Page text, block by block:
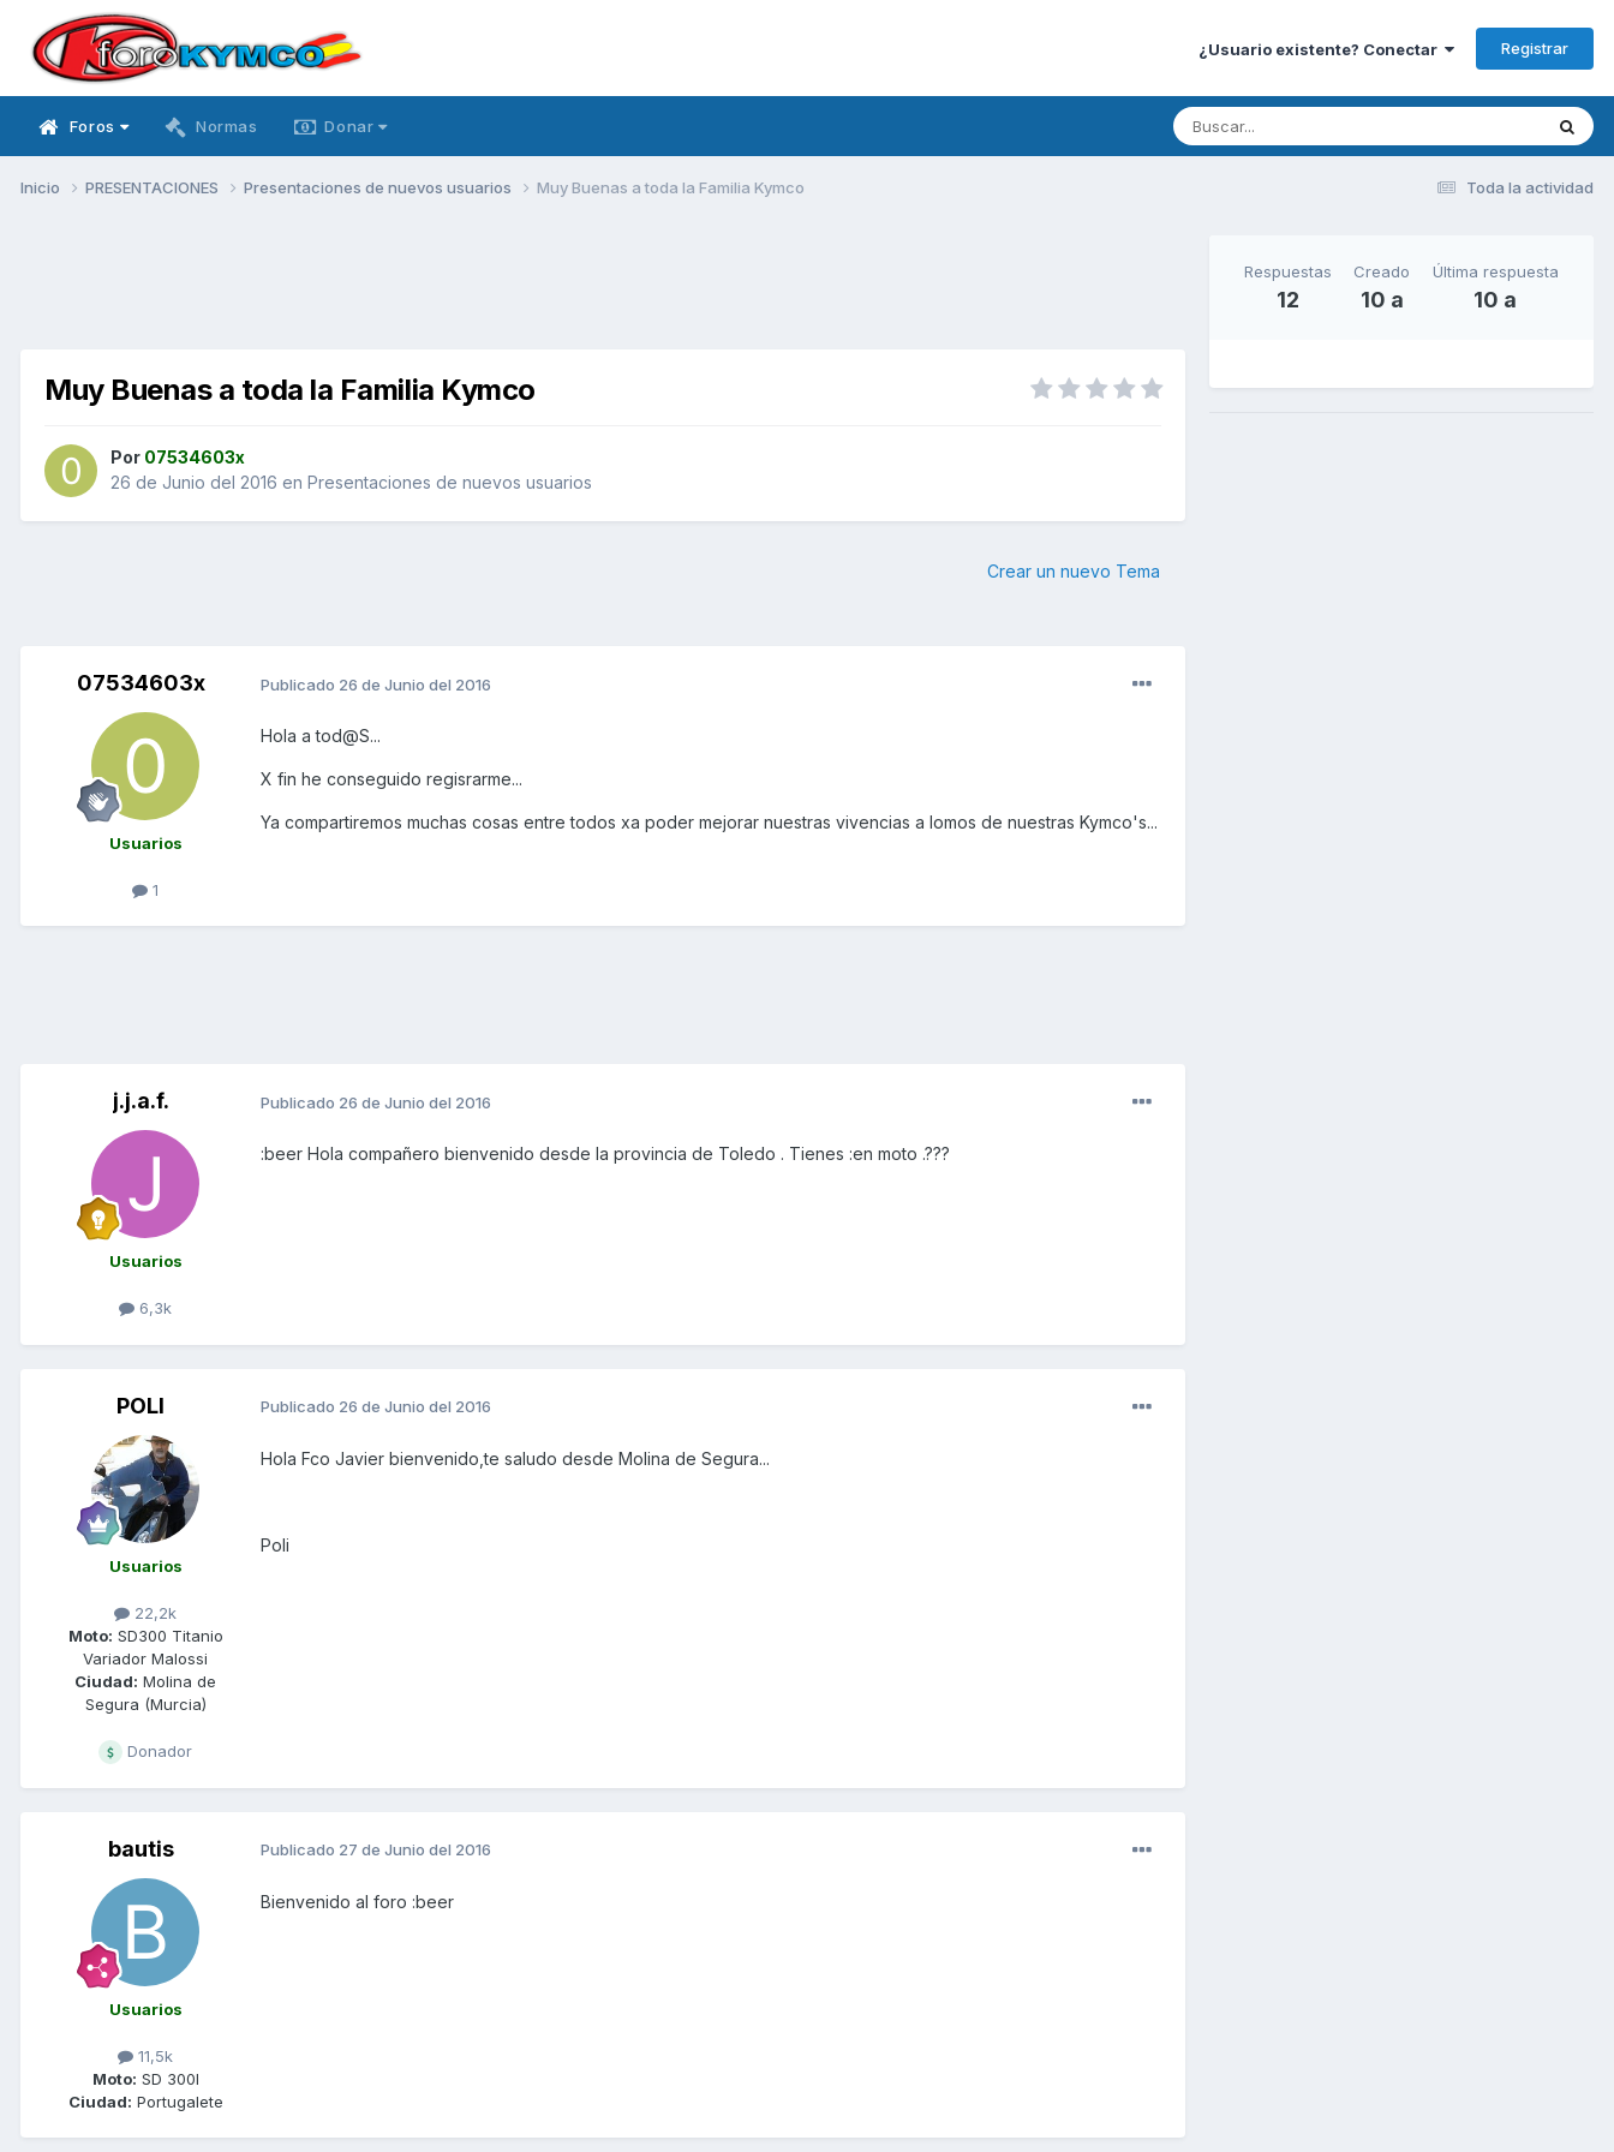
¿Usuario existente? Conectar Registrar
Foros Normas Donar
Toda la actividad
Inicio PRESENTACIONES Presentaciones de nuevos usuarios Muy Buenas a toda la Familia Kymco
Muy Buenas a toda la Familia Kymco
Por 07534603x
26 de Junio del 2016 en Presentaciones de nuevos usuarios
Crear un nuevo Tema
07534603x
Usuarios
1
Publicado 26 de Junio del 2016
Hola a tod@S...
X fin he conseguido regisrarme...
Ya compartiremos muchas cosas entre todos xa poder mejorar nuestras vivencias a lomos de nuestras Kymco's...
j.j.a.f.
Usuarios
6,3k
Publicado 26 de Junio del 2016
:beer Hola compañero bienvenido desde la provincia de Toledo . Tienes :en moto .???
POLI
Usuarios
22,2k
Moto: SD300 Titanio
Variador Malossi
Ciudad: Molina de
Segura (Murcia)
Donador
Publicado 26 de Junio del 2016
Hola Fco Javier bienvenido,te saludo desde Molina de Segura...
Poli
bautis
Usuarios
11,5k
Moto: SD 300I
Ciudad: Portugalete
Publicado 27 de Junio del 2016
Bienvenido al foro :beer
Respuestas
12
Creado
10 a
Última respuesta
10 a